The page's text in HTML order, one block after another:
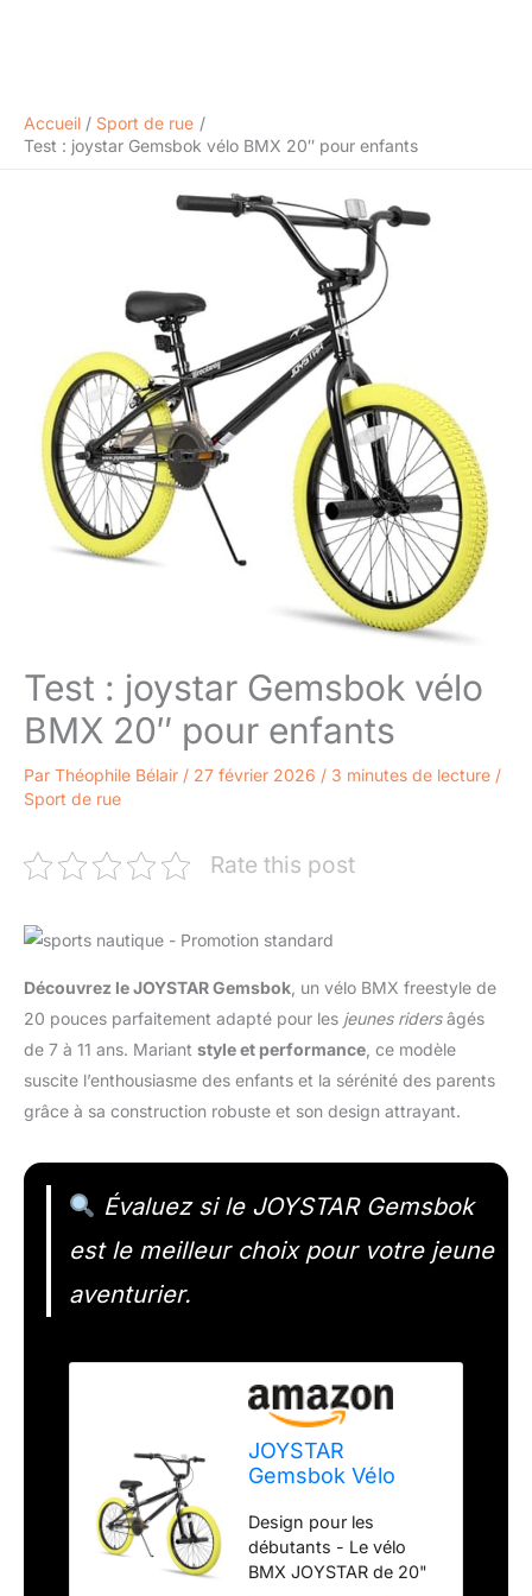
Accueil
Sport de rue
Test : joystar Gemsbok vélo BMX 20″ pour enfants
Test : joystar Gemsbok vélo
BMX 20″ pour enfants
Par Théophile Bélair / 27 février 2026 / 3 minutes de lecture /
Sport de rue
Rate this post
Découvrez le JOYSTAR Gemsbok , un vélo BMX freestyle de
20 pouces parfaitement adapté pour les jeunes ridersâgés
de 7 à 11 ans. Mariant style et performance , ce modèle
suscite l’enthousiasme des enfants et la sérénité des parents
grâce à sa construction robuste et son design attrayant.
Évaluez si le JOYSTAR Gemsbok
est le meilleur choix pour votre jeune
aventurier.
JOYSTAR
Gemsbok Vélo
pour garçons et
filles âgés de 7 à
11 ans, vélo pour
Design pour les
débutants - Le vélo
BMX JOYSTAR de 20"